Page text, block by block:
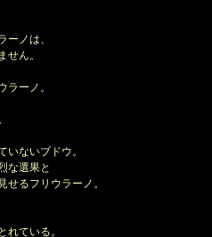
ノは、
ん。
ーノ。
ないブドウ。
な選果と
るフリウラーノ。
ている。